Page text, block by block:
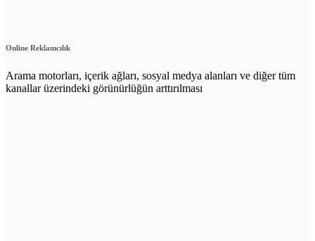
Online Reklamcılık
Arama motorları, içerik ağları, sosyal medya alanları ve diğer tüm
kanallar üzerindeki görünürlüğün arttırılması